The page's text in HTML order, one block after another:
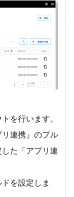
を行います。
連携』のプル
た「アプリ連
を設定しま